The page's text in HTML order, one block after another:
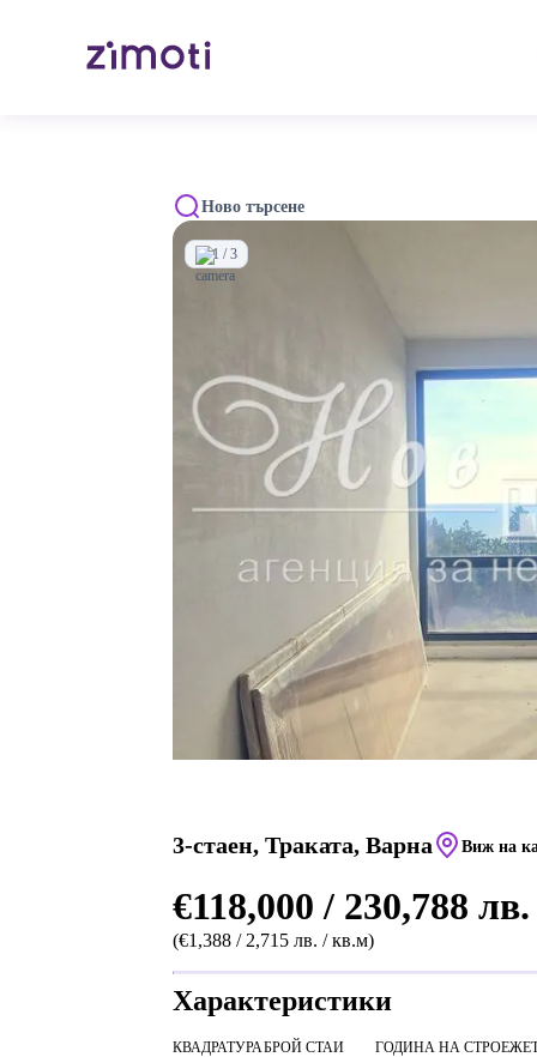
Ново търсене
1 / 3
3-стаен, Траката, Варна Виж на
€118,000 / 230,788 лв.
(€1,388 / 2,715 лв. / кв.м)
Характеристики
КВАДРАТУРАБРОЙ СТАИ ГОДИНА НА СТРОЕЖ